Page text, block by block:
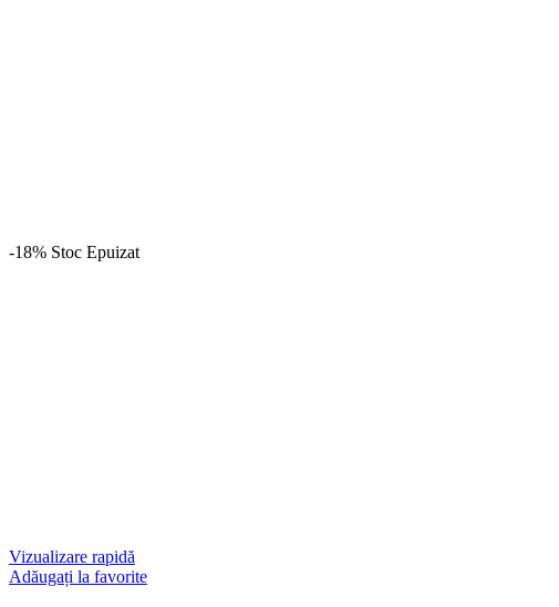
-18% Stoc Epuizat
Vizualizare rapidă
Adăugați la favorite